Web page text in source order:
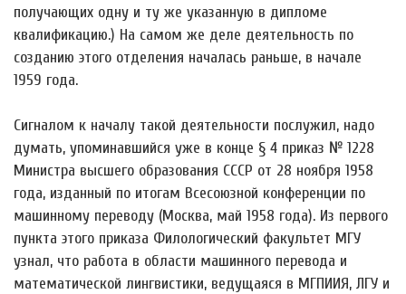
получающих одну и ту же указанную в дипломе
квалификацию.) На самом же деле деятельность по
созданию этого отделения началась раньше, в начале
1959 года.
Сигналом к началу такой деятельности послужил, надо
думать, упоминавшийся уже в конце § 4 приказ № 1228
Министра высшего образования СССР от 28 ноября 1958
года, изданный по итогам Всесоюзной конференции по
машинному переводу (Москва, май 1958 года). Из первого
пункта этого приказа Филологический факультет МГУ
узнал, что работа в области машинного перевода и
математической лингвистики, ведущаяся в МГПИИЯ, ЛГУ и